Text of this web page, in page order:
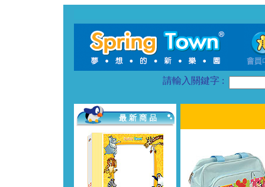
請輸入關鍵字 :